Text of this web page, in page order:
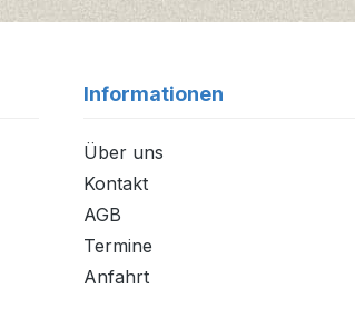
Informationen
Über uns
Kontakt
AGB
Termine
Anfahrt